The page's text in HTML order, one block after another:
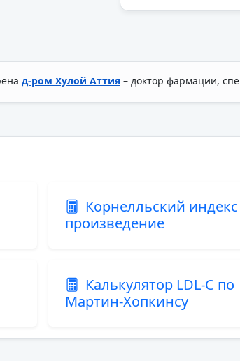
д-ром Хулой Аттия – доктор фармации,
Корнелльский
произведение
Калькулятор LDL-C по
Мартин-Хопкинсу